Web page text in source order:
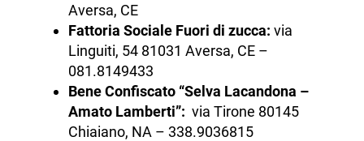
Aversa, CE
Fattoria Sociale Fuori di zucca: via
Linguiti, 54 81031 Aversa, CE –
081.8149433
Bene Confiscato “Selva Lacandona –
Amato Lamberti”: via Tirone 80145
Chiaiano, NA – 338.9036815